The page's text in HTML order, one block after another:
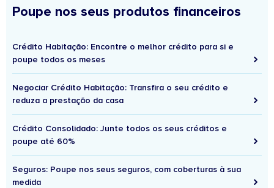
Poupe nos seus produtos financeiros
Crédito Habitação: Encontre o melhor crédito para si e
poupe todos os meses
Negociar Crédito Habitação: Transfira o seu crédito e
reduza a prestação da casa
Crédito Consolidado: Junte todos os seus créditos e
poupe até 60%
Seguros: Poupe nos seus seguros, com coberturas à sua
medida